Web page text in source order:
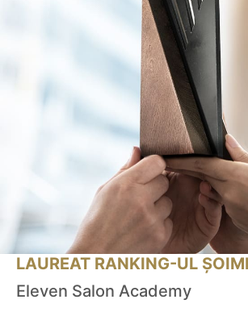
LAUREAT RANKING-UL
Eleven Salon Academy